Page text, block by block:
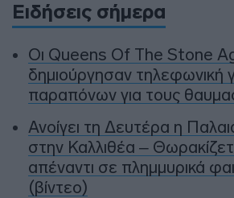
Ειδήσεις σήμερα
Οι Queens Of The Stone
δημιούργησαν τηλεφωνική
παραπόνων για τους
Ανοίγει τη Δευτέρα η
στην Καλλιθέα –
απέναντι σε πλημμυρικά
(βίντεο)